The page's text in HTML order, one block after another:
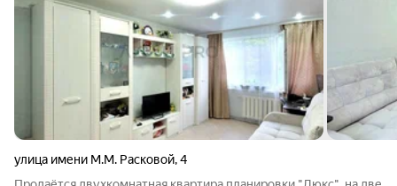
улица имени М.М. Расковой,4